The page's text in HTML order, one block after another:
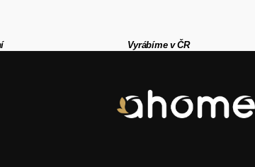
Vyrábíme v ČR